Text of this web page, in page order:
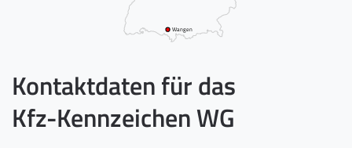
Wangen
Kontaktdaten für das
Kfz-Kennzeichen WG